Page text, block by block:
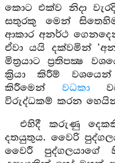
කොට එක්ව නිදා
සතුරකු මෙන්
ආකාර අනර්ථ
ඒවා යයි දක්වමින්
මිත්‍රයාට ප්‍රතිපක්‍ෂ
ක්‍රියා කිරීම්
කිරීමෙන් වධකා
විරුද්ධකම් කරන
එහිදී කරුණු
දතයුතුය. වෛරි
වෛරී